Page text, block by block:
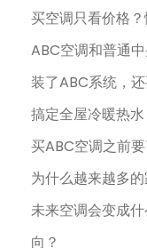
买空调只看价格
ABC空调和普通
装了ABC系统，
搞定全屋冷暖热水
买ABC空调之前
为什么越来越多
未来空调会变成
向？